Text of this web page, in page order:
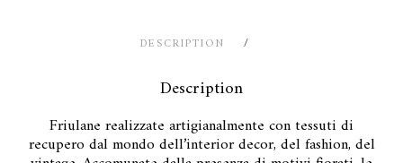
DESCRIPTION
Description
Friulane realizzate artigianalmente con tessuti di
recupero dal mondo dell’interior decor, del fashion, del